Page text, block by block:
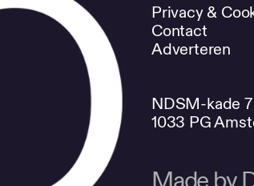
Privacy &
Contact
Adverteren
NDSM-kade 7
1033 PG